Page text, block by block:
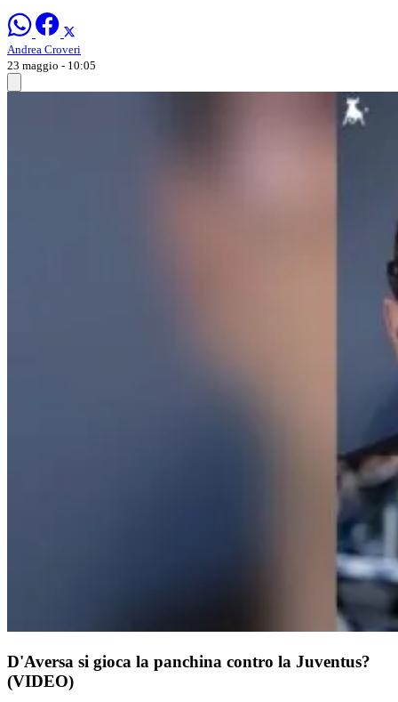
Andrea Croveri
23 maggio - 10:05
D'Aversa si gioca la panchina contro la Juventus?
(VIDEO)